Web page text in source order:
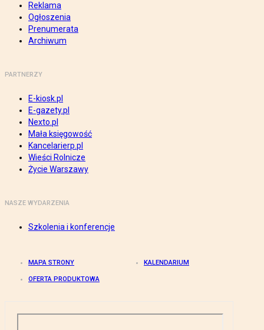
Reklama
Ogłoszenia
Prenumerata
Archiwum
PARTNERZY
E-kiosk.pl
E-gazety.pl
Nexto.pl
Mała księgowość
Kancelarierp.pl
Wieści Rolnicze
Życie Warszawy
NASZE WYDARZENIA
Szkolenia i konferencje
MAPA STRONY KALENDARIUM
OFERTA PRODUKTOWA